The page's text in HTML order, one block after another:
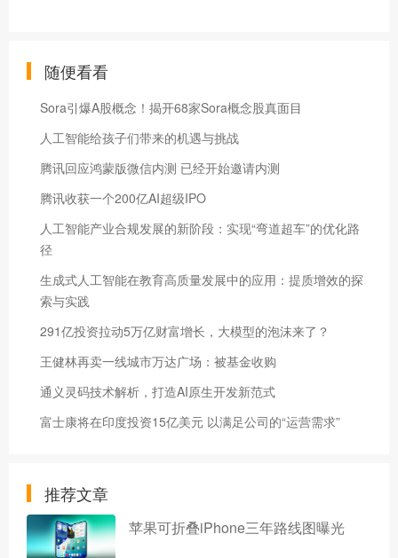
随便看看
Sora引爆A股概念！揭开68家Sora概念股真面目
人工智能给孩子们带来的机遇与挑战
腾讯回应鸿蒙版微信内测 已经开始邀请内测
腾讯收获一个200亿AI超级IPO
人工智能产业合规发展的新阶段：实现“弯道超车”的优化路
径
生成式人工智能在教育高质量发展中的应用：提质增效的探
索与实践
291亿投资拉动5万亿财富增长，大模型的泡沫来了？
王健林再卖一线城市万达广场：被基金收购
通义灵码技术解析，打造AI原生开发新范式
富士康将在印度投资15亿美元 以满足公司的“运营需求”
推荐文章
苹果可折叠iPhone三年路线图曝光